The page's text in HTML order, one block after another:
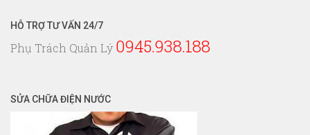
HỖ TRỢ TƯ VẤN 24/7
Phụ Trách Quản Lý 0945.938.188
SỬA CHỮA ĐIỆN NƯỚC